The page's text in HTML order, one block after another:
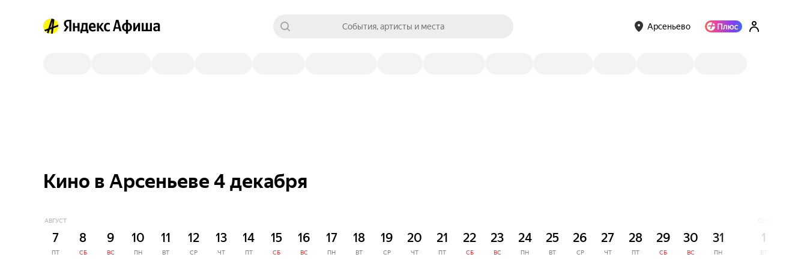
События, артисты и места Арсеньево
Кино в Арсеньеве 4 декабря
АВГУСТ
7
ПТ
8
СБ
9
ВС
10
ПН
11
ВТ
12
СР
13
ЧТ
14
ПТ
15
СБ
16
ВС
17
ПН
18
ВТ
19
СР
20
ЧТ
21
ПТ
22
СБ
23
ВС
24
ПН
25
ВТ
26
СР
27
ЧТ
28
ПТ
29
СБ
30
ВС
31
ПН
1
ВТ